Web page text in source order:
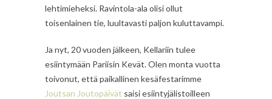
lehtimieheksi. Ravintola-ala olisi ollut
toisenlainen tie, luultavasti paljon kuluttavampi.
Ja nyt, 20 vuoden jälkeen, Kellariin tulee
esiintymään Pariisin Kevät. Olen monta vuotta
toivonut, että paikallinen kesäfestarimme
Joutsan Joutopäivät saisi esiintyjälistoilleen